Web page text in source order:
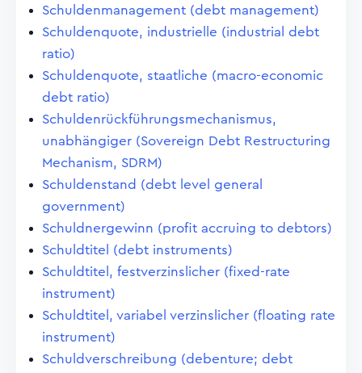
Schuldenmanagement (debt management)
Schuldenquote, industrielle (industrial debt
ratio)
Schuldenquote, staatliche (macro-economic
debt ratio)
Schuldenrückführungsmechanismus,
unabhängiger (Sovereign Debt Restructuring
Mechanism, SDRM)
Schuldenstand (debt level general
government)
Schuldnergewinn (profit accruing to debtors)
Schuldtitel (debt instruments)
Schuldtitel, festverzinslicher (fixed-rate
instrument)
Schuldtitel, variabel verzinslicher (floating rate
instrument)
Schuldverschreibung (debenture; debt